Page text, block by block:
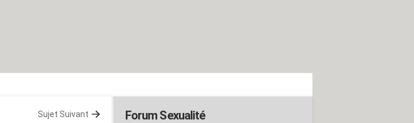
Sujet Suivant Forum Sexualité